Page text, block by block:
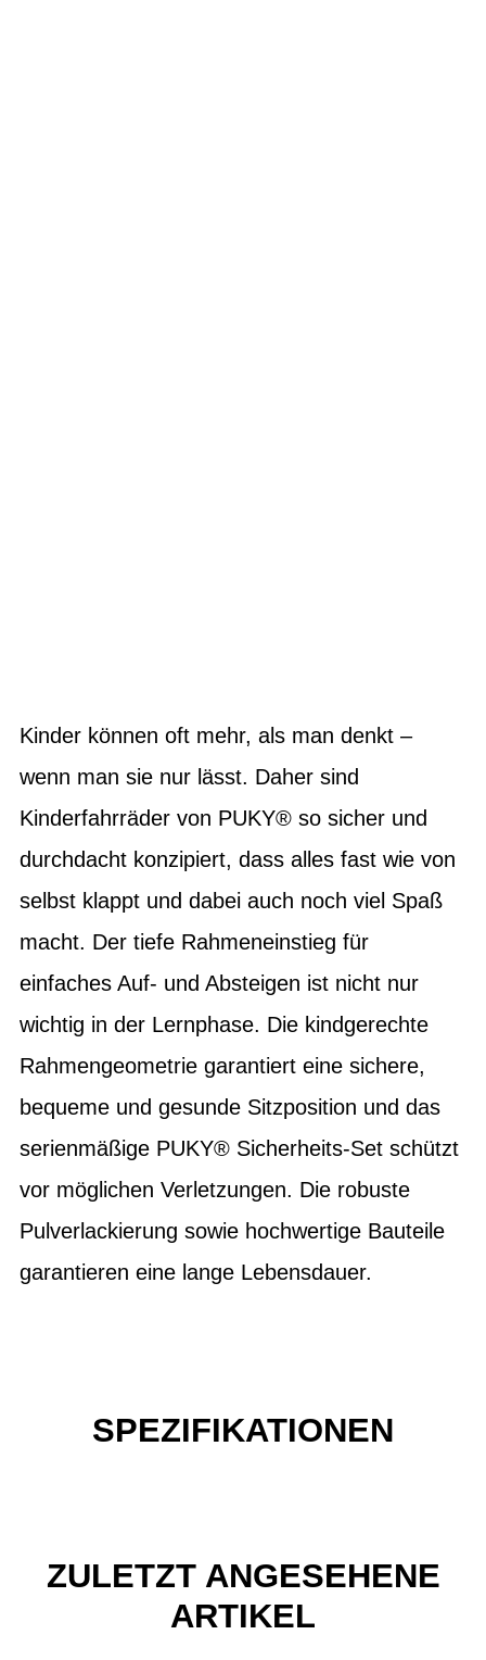
Kinder können oft mehr, als man denkt –
wenn man sie nur lässt. Daher sind
Kinderfahrräder von PUKY® so sicher und
durchdacht konzipiert, dass alles fast wie von
selbst klappt und dabei auch noch viel Spaß
macht. Der tiefe Rahmeneinstieg für
einfaches Auf- und Absteigen ist nicht nur
wichtig in der Lernphase. Die kindgerechte
Rahmengeometrie garantiert eine sichere,
bequeme und gesunde Sitzposition und das
serienmäßige PUKY® Sicherheits-Set schützt
vor möglichen Verletzungen. Die robuste
Pulverlackierung sowie hochwertige Bauteile
garantieren eine lange Lebensdauer.
SPEZIFIKATIONEN
ZULETZT ANGESEHENE
ARTIKEL